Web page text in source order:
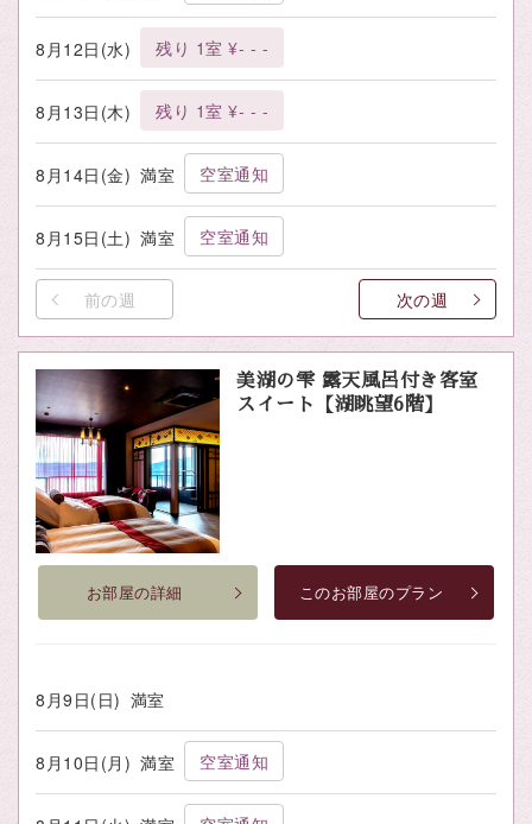
8月12日(水) 残り 1室 ¥- - -
8月13日(木) 残り 1室 ¥- - -
8月14日(金) 満室 空室通知
8月15日(土) 満室 空室通知
前の週 次の週
美湖の雫 露天風呂付き客室
スイート【湖眺望6階】
お部屋の詳細 このお部屋のプラン
8月9日(日) 満室
8月10日(月) 満室 空室通知